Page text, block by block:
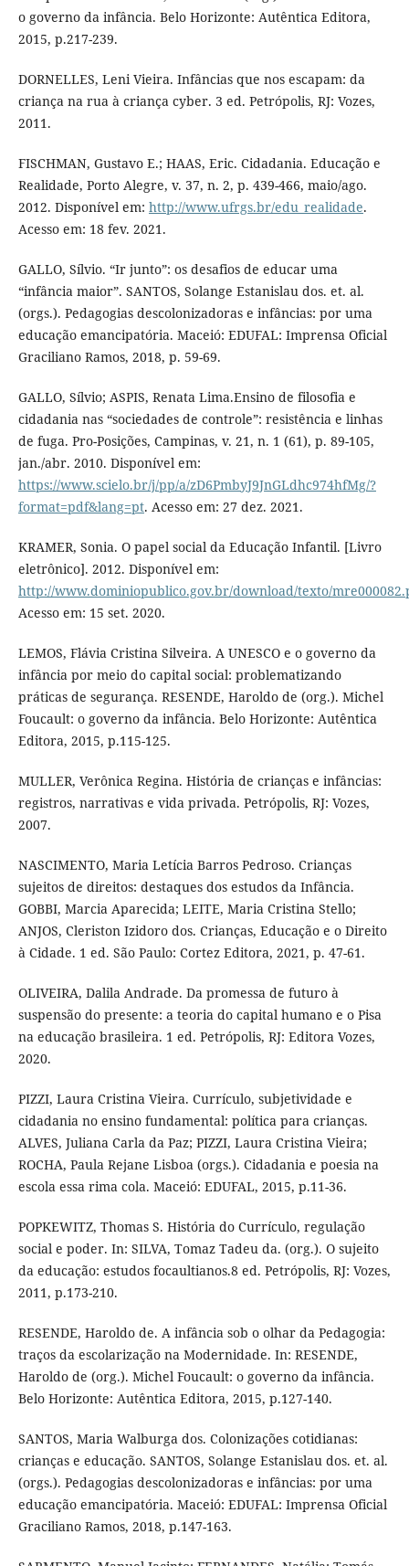
o governo da infância. Belo Horizonte: Autêntica Editora,
2015, p.217-239.
DORNELLES, Leni Vieira. Infâncias que nos escapam: da
criança na rua à criança cyber. 3 ed. Petrópolis, RJ: Vozes,
2011.
FISCHMAN, Gustavo E.; HAAS, Eric. Cidadania. Educação e
Realidade, Porto Alegre, v. 37, n. 2, p. 439-466, maio/ago.
2012. Disponível em: http://www.ufrgs.br/edu_realidade.
Acesso em: 18 fev. 2021.
GALLO, Sílvio. “Ir junto”: os desafios de educar uma
“infância maior”. SANTOS, Solange Estanislau dos. et. al.
(orgs.). Pedagogias descolonizadoras e infâncias: por uma
educação emancipatória. Maceió: EDUFAL: Imprensa Oficial
Graciliano Ramos, 2018, p. 59-69.
GALLO, Sílvio; ASPIS, Renata Lima.Ensino de filosofia e
cidadania nas “sociedades de controle”: resistência e linhas
de fuga. Pro-Posições, Campinas, v. 21, n. 1 (61), p. 89-105,
jan./abr. 2010. Disponível em:
https://www.scielo.br/j/pp/a/zD6PmbyJ9JnGLdhc974hfMg/?
format=pdf&lang=pt. Acesso em: 27 dez. 2021.
KRAMER, Sonia. O papel social da Educação Infantil. [Livro
eletrônico]. 2012. Disponível em:
http://www.dominiopublico.gov.br/download/texto/
Acesso em: 15 set. 2020.
LEMOS, Flávia Cristina Silveira. A UNESCO e o governo da
infância por meio do capital social: problematizando
práticas de segurança. RESENDE, Haroldo de (org.). Michel
Foucault: o governo da infância. Belo Horizonte: Autêntica
Editora, 2015, p.115-125.
MULLER, Verônica Regina. História de crianças e infâncias:
registros, narrativas e vida privada. Petrópolis, RJ: Vozes,
2007.
NASCIMENTO, Maria Letícia Barros Pedroso. Crianças
sujeitos de direitos: destaques dos estudos da Infância.
GOBBI, Marcia Aparecida; LEITE, Maria Cristina Stello;
ANJOS, Cleriston Izidoro dos. Crianças, Educação e o Direito
à Cidade. 1 ed. São Paulo: Cortez Editora, 2021, p. 47-61.
OLIVEIRA, Dalila Andrade. Da promessa de futuro à
suspensão do presente: a teoria do capital humano e o Pisa
na educação brasileira. 1 ed. Petrópolis, RJ: Editora Vozes,
2020.
PIZZI, Laura Cristina Vieira. Currículo, subjetividade e
cidadania no ensino fundamental: política para crianças.
ALVES, Juliana Carla da Paz; PIZZI, Laura Cristina Vieira;
ROCHA, Paula Rejane Lisboa (orgs.). Cidadania e poesia na
escola essa rima cola. Maceió: EDUFAL, 2015, p.11-36.
POPKEWITZ, Thomas S. História do Currículo, regulação
social e poder. In: SILVA, Tomaz Tadeu da. (org.). O sujeito
da educação: estudos focaultianos.8 ed. Petrópolis, RJ: Vozes,
2011, p.173-210.
RESENDE, Haroldo de. A infância sob o olhar da Pedagogia:
traços da escolarização na Modernidade. In: RESENDE,
Haroldo de (org.). Michel Foucault: o governo da infância.
Belo Horizonte: Autêntica Editora, 2015, p.127-140.
SANTOS, Maria Walburga dos. Colonizações cotidianas:
crianças e educação. SANTOS, Solange Estanislau dos. et. al.
(orgs.). Pedagogias descolonizadoras e infâncias: por uma
educação emancipatória. Maceió: EDUFAL: Imprensa Oficial
Graciliano Ramos, 2018, p.147-163.